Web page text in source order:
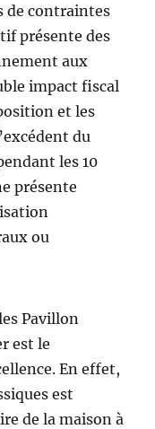
de contraintes
présente des
aux
impact fiscal
et les
du
les 10
présente
ou
Pavillon
est le
En effet,
est
de la maison à